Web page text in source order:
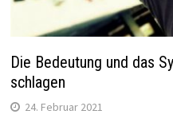
Die Bedeutung und das
schlagen
24. Februar 2021